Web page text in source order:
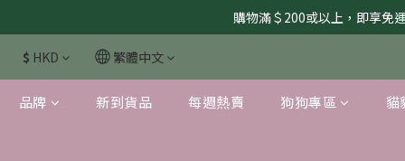
購物滿＄200或以上，即享免
$ HKD 繁體中文
品牌 新到貨品 每週熱賣 狗狗專區 貓